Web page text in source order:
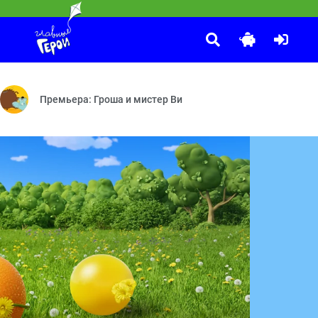
Верное средство — Пицца — Шпинат, шоколад и условный
и однажды решает найти путь домой.
Спокойной ночи, малыши!
Передача «Спокойной ночи, малыши!» — уникальное
Премьера: Гроша и мистер Ви